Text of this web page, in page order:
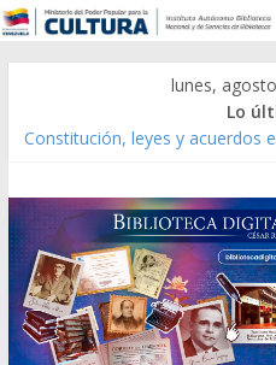
lunes,
Lo
Constitución, leyes y acuerdos
Modesta Bor Sánchez
Gaceta Oficial de la República
Caracas 09 de marzo de 2006
Catálogo temático de obras de